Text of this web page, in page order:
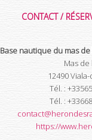
CONTACT /
Base nautique du mas
Mas de
12490
Tél. :
Tél. :
https://